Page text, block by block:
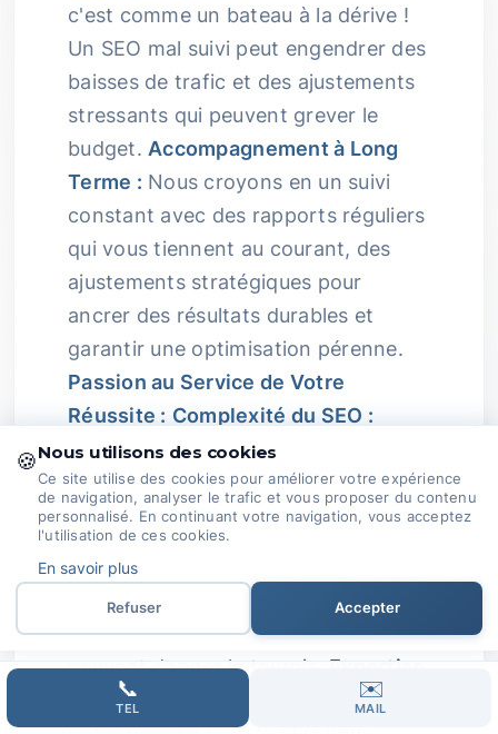
c'est comme un bateau à la dérive !
Un SEO mal suivi peut engendrer des
baisses de trafic et des ajustements
stressants qui peuvent grever le
budget. Accompagnement à Long
Terme : Nous croyons en un suivi
constant avec des rapports réguliers
qui vous tiennent au courant, des
ajustements stratégiques pour
ancrer des résultats durables et
garantir une optimisation pérenne.
Passion au Service de Votre
Réussite : Complexité du SEO :
Naviguer dans les méandres du SEO
peut s’avérer déroutant.
L'apparente complexité des
algorithmes changeants, du
technique au créatif et à la
production de contenu pertinent,
peuvent donner le tournis. Expertise
Passionnée :
Chez Domoveillance,
📞
TEL
✉️
MAIL
🍪Nous utilisons des cookies
Ce site utilise des cookies pour améliorer votre expérience
de navigation, analyser le trafic et vous proposer du contenu
personnalisé. En continuant votre navigation, vous acceptez
l'utilisation de ces cookies.
En savoir plus
Refuser Accepter